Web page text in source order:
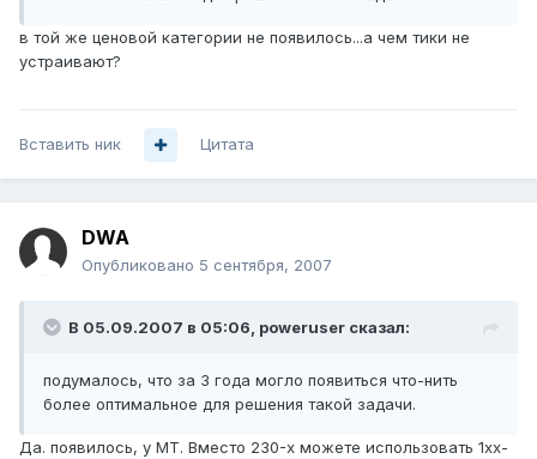
в той же ценовой категории не появилось...а чем тики не
устраивают?
Вставить ник Цитата
DWA
Опубликовано 5 сентября, 2007
В 05.09.2007 в 05:06, poweruser сказал:
подумалось, что за 3 года могло появиться что-нить
более оптимальное для решения такой задачи.
Да. появилось, у МТ. Вместо 230-х можете использовать 1хх-